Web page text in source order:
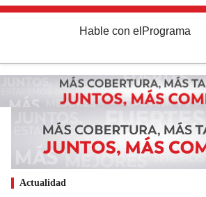
Hable con el Programa
Actualidad